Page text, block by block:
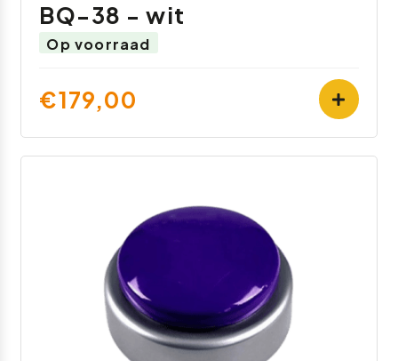
BQ-38 - wit
Op voorraad
€179,00